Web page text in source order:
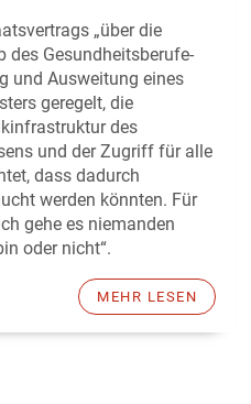
„über die
des Gesundheitsberufe-
und Ausweitung eines
geregelt, die
des
und der Zugriff für alle
dass dadurch
werden könnten. Für
gehe es niemanden
oder nicht“.
MEHR LESEN